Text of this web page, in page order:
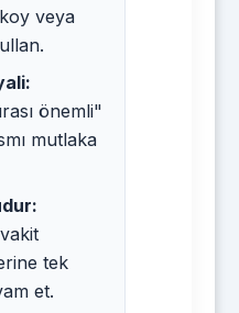
veya
önemli"
mutlaka
tek
et.